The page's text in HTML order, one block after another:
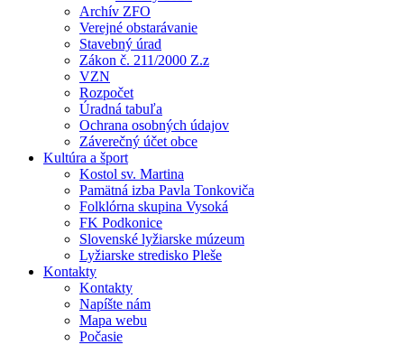
Archív ZFO
Verejné obstarávanie
Stavebný úrad
Zákon č. 211/2000 Z.z
VZN
Rozpočet
Úradná tabuľa
Ochrana osobných údajov
Záverečný účet obce
Kultúra a šport
Kostol sv. Martina
Pamätná izba Pavla Tonkoviča
Folklórna skupina Vysoká
FK Podkonice
Slovenské lyžiarske múzeum
Lyžiarske stredisko Pleše
Kontakty
Kontakty
Napíšte nám
Mapa webu
Počasie